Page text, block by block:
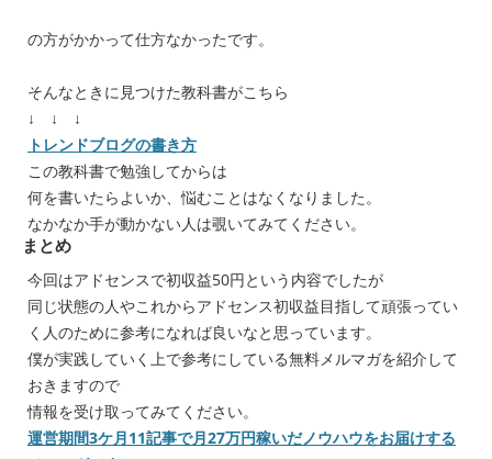
の方がかかって仕方なかったです。
そんなときに見つけた教科書がこちら
↓ ↓ ↓
トレンドブログの書き方
この教科書で勉強してからは
何を書いたらよいか、悩むことはなくなりました。
なかなか手が動かない人は覗いてみてください。
まとめ
今回はアドセンスで初収益50円という内容でしたが
同じ状態の人やこれからアドセンス初収益目指して頑張ってい
く人のために参考になれば良いなと思っています。
僕が実践していく上で参考にしている無料メルマガを紹介して
おきますので
情報を受け取ってみてください。
運営期間3ケ月11記事で月27万円稼いだノウハウをお届けする